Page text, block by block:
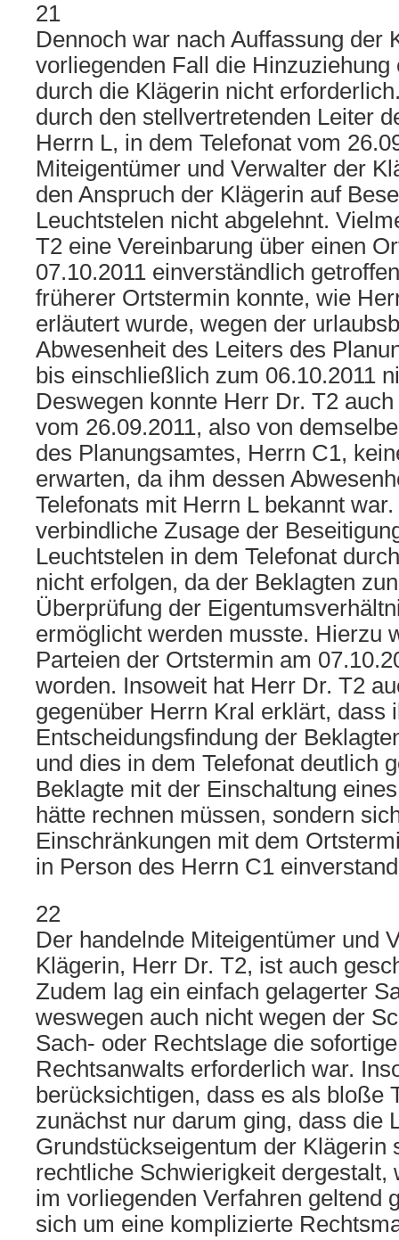
21
Dennoch war nach Auffassung der
vorliegenden Fall die
durch die Klägerin nicht
durch den stellvertretenden Leiter
Herrn L, in dem Telefonat vom
Miteigentümer und Verwalter der
den Anspruch der Klägerin auf
Leuchtstelen nicht abgelehnt.
T2 eine Vereinbarung über einen
07.10.2011 einverständlich
früherer Ortstermin konnte, wie
erläutert wurde, wegen der
Abwesenheit des Leiters des
bis einschließlich zum 06.10.2011
Deswegen konnte Herr Dr. T2
vom 26.09.2011, also von
des Planungsamtes, Herrn C1,
erwarten, da ihm dessen
Telefonats mit Herrn L bekannt
verbindliche Zusage der
Leuchtstelen in dem Telefonat
nicht erfolgen, da der Beklagten
Überprüfung der
ermöglicht werden musste. Hierzu
Parteien der Ortstermin am
worden. Insoweit hat Herr Dr. T2
gegenüber Herrn Kral erklärt, dass
Entscheidungsfindung der
und dies in dem Telefonat deutlich
Beklagte mit der Einschaltung
hätte rechnen müssen, sondern
Einschränkungen mit dem
in Person des Herrn C1
22
Der handelnde Miteigentümer und
Klägerin, Herr Dr. T2, ist auch
Zudem lag ein einfach gelagerter
weswegen auch nicht wegen der
Sach- oder Rechtslage die
Rechtsanwalts erforderlich war.
berücksichtigen, dass es als bloße
zunächst nur darum ging, dass die
Grundstückseigentum der Klägerin
rechtliche Schwierigkeit dergestalt,
im vorliegenden Verfahren geltend
sich um eine komplizierte